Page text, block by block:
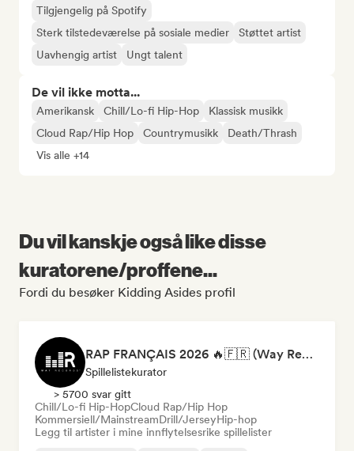
Tilgjengelig på Spotify
Sterk tilstedeværelse på sosiale medier
Støttet artist
Uavhengig artist
Ungt talent
De vil ikke motta...
Amerikansk Chill/Lo-fi Hip-Hop
Klassisk musikk
Cloud Rap/Hip Hop
Countrymusikk
Death/Thrash
Vis alle +14
Du vil kanskje også like disse
kuratorene/proffene...
Fordi du besøker Kidding Asides profil
RAP FRANÇAIS 2026 🔥🇫🇷 (Way Records)
Spillelistekurator
> 5700 svar gitt
Chill/Lo-fi Hip-HopCloud Rap/Hip Hop
Kommersiell/MainstreamDrill/JerseyHip-hop
Legg til artister i mine innflytelsesrike spillelister